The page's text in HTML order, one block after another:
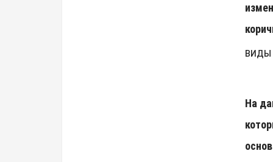
На